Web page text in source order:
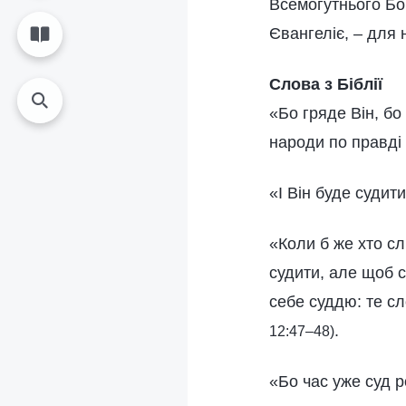
Всемогутнього
Євангеліє, – для
Слова з Біблії
«Бо гряде Він, бо
народи по
«І Він буде
«Коли б же хто
судити, але щоб
себе суддю: те
12:47–48).
«Бо час уже суд